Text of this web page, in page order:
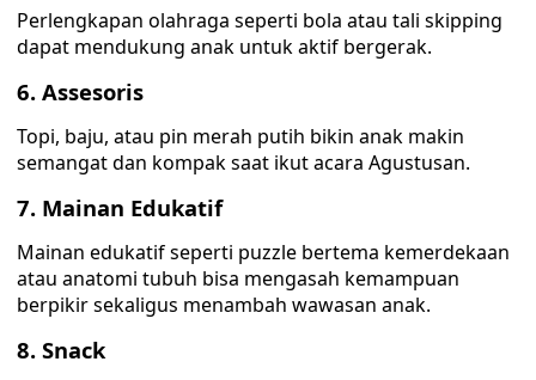
Perlengkapan olahraga seperti bola atau tali skipping
dapat mendukung anak untuk aktif bergerak.
6. Assesoris
Topi, baju, atau pin merah putih bikin anak makin
semangat dan kompak saat ikut acara Agustusan.
7. Mainan Edukatif
Mainan edukatif seperti puzzle bertema kemerdekaan
atau anatomi tubuh bisa mengasah kemampuan
berpikir sekaligus menambah wawasan anak.
8. Snack